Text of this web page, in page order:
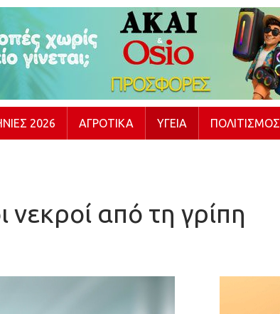
2026 ΑΓΡΟΤΙΚΆ ΥΓΕΊΑ ΠΟΛΙΤΙΣΜΌΣ
από τη γρίπη